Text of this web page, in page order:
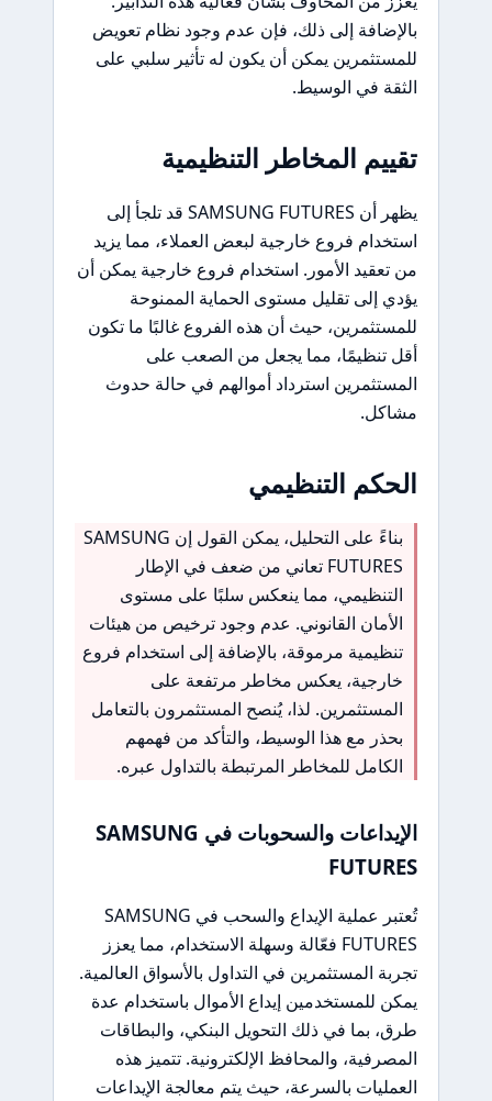
بالإضافة إلى ذلك، فإن عدم وجود نظام تعويض
للمستثمرين يمكن أن يكون له تأثير سلبي على
الثقة في الوسيط.
تقييم المخاطر التنظيمية
يظهر أن SAMSUNG FUTURES قد تلجأ إلى
استخدام فروع خارجية لبعض العملاء، مما يزيد
من تعقيد الأمور. استخدام فروع خارجية يمكن أن
يؤدي إلى تقليل مستوى الحماية الممنوحة
للمستثمرين، حيث أن هذه الفروع غالبًا ما تكون
أقل تنظيمًا، مما يجعل من الصعب على
المستثمرين استرداد أموالهم في حالة حدوث
مشاكل.
الحكم التنظيمي
بناءً على التحليل، يمكن القول إن SAMSUNG
FUTURES تعاني من ضعف في الإطار
التنظيمي، مما ينعكس سلبًا على مستوى
الأمان القانوني. عدم وجود ترخيص من هيئات
تنظيمية مرموقة، بالإضافة إلى استخدام فروع
خارجية، يعكس مخاطر مرتفعة على
المستثمرين. لذا، يُنصح المستثمرون بالتعامل
بحذر مع هذا الوسيط، والتأكد من فهمهم
الكامل للمخاطر المرتبطة بالتداول عبره.
الإيداعات والسحوبات في SAMSUNG
FUTURES
تُعتبر عملية الإيداع والسحب في SAMSUNG
FUTURES فعّالة وسهلة الاستخدام، مما يعزز
تجربة المستثمرين في التداول بالأسواق العالمية.
يمكن للمستخدمين إيداع الأموال باستخدام عدة
طرق، بما في ذلك التحويل البنكي، والبطاقات
المصرفية، والمحافظ الإلكترونية. تتميز هذه
العمليات بالسرعة، حيث يتم معالجة الإيداعات